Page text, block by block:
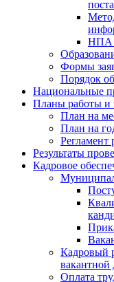
НПА
Формы
Порядок
Национальные
Планы работы и
План на
План на
Регламент
Результаты
Кадровое
Кадровый
вакантной
Оплата